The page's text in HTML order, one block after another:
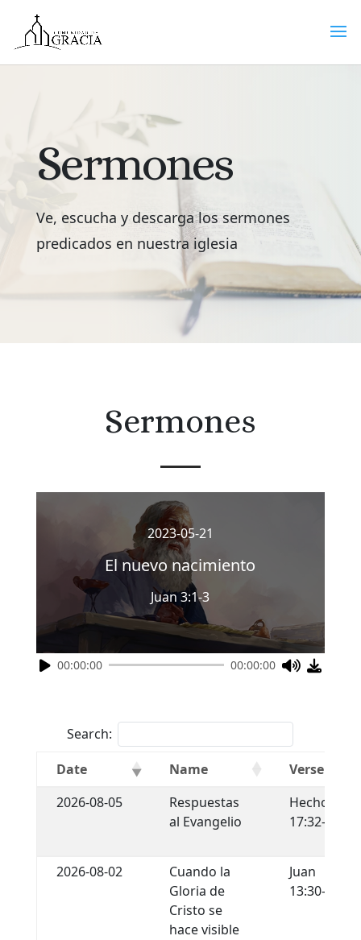
Sermones
Ve, escucha y descarga los sermones
predicados en nuestra iglesia
Sermones
2023-05-21
El nuevo nacimiento
Juan 3:1-3
00:00:00 00:00:00
Search:
Date
Name
Verse
2026-08-05
Respuestas
al Evangelio
Hechos
17:32-34
2026-08-02
Cuando la
Gloria de
Cristo se
hace visible
Juan
13:30-35